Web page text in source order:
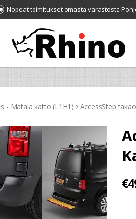
Nopeat toimitukset omasta varastosta
- Matala katto (L1H1) AccessStep